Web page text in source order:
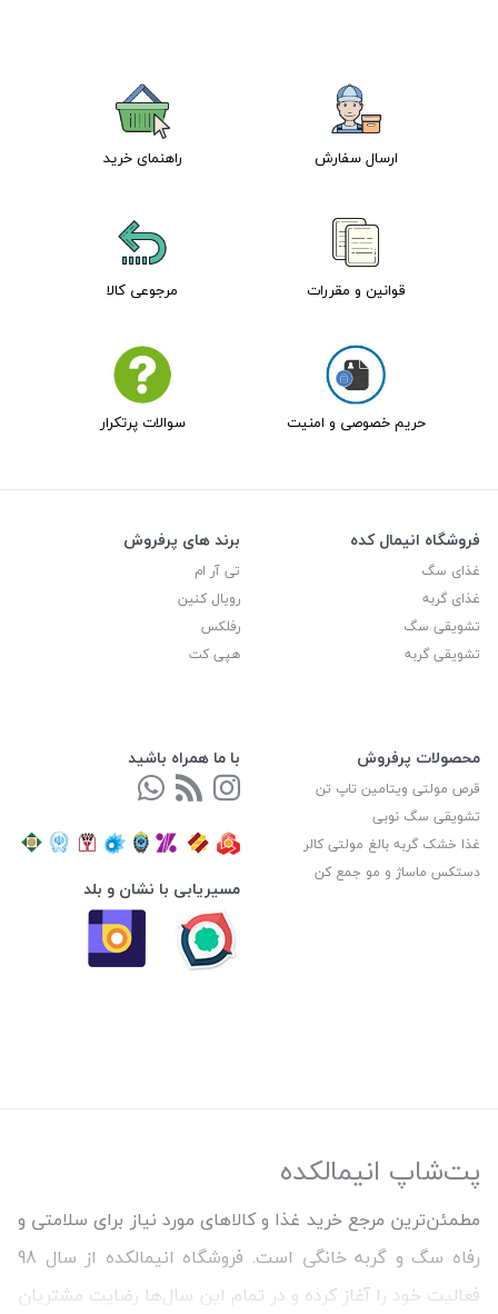
ارسال سفارش راهنمای خرید
قوانین و مقررات مرجوعی کالا
حریم خصوصی و امنیت سوالات پرتکرار
فروشگاه انیمال کده
غذای سگ
غذای گربه
تشویقی سگ
تشویقی گربه
برند های پرفروش
تی آر ام
رویال کنین
رفلکس
هپی کت
محصولات پرفروش
قرص مولتی ویتامین تاپ تن
تشویقی سگ نوبی
غذا خشک گربه بالغ مولتی کالر
دستکس ماساژ و مو جمع کن
با ما همراه باشید
مسیریابی با نشان و بلد
پت‌شاپ انیمالکده
مطمئن‌ترین مرجع خرید غذا و کالاهای مورد نیاز برای سلامتی و
رفاه سگ و گربه خانگی است. فروشگاه انیمالکده از سال 98
فعالیت خود را آغاز کرده و در تمام این سال‌ها رضایت مشتریان